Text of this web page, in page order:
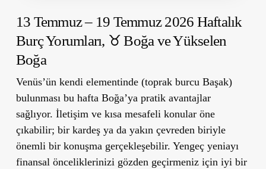
13 Temmuz – 19 Temmuz 2026 Haftalık
Burç Yorumları, ♉ Boğa ve Yükselen
Boğa
Venüs’ün kendi elementinde (toprak burcu Başak)
bulunması bu hafta Boğa’ya pratik avantajlar
sağlıyor. İletişim ve kısa mesafeli konular öne
çıkabilir; bir kardeş ya da yakın çevreden biriyle
önemli bir konuşma gerçekleşebilir. Yengeç yeniayı
finansal önceliklerinizi gözden geçirmeniz için iyi bir